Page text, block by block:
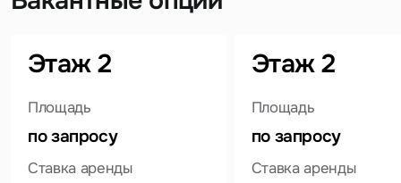
Этаж 2
Площадь
по запросу
Ставка аренды
Этаж 2
Площадь
по запросу
Ставка аренды